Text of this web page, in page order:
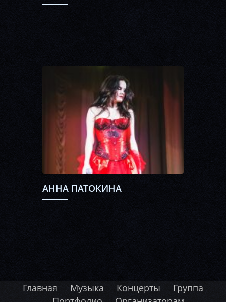
АННА ПАТОКИНА
Главная Музыка Концерты
Группа